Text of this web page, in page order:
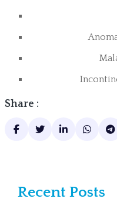
Share :
Recent Posts